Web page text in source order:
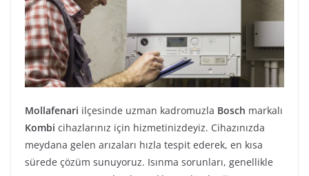
Mollafenari ilçesinde uzman kadromuzla Bosch markalı
Kombi cihazlarınız için hizmetinizdeyiz. Cihazınızda
meydana gelen arızaları hızla tespit ederek, en kısa
sürede çözüm sunuyoruz. Isınma sorunları, genellikle